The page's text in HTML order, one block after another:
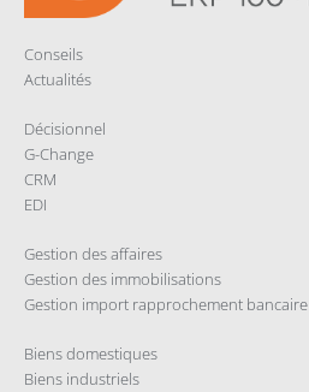
Conseils
Actualités
Décisionnel
G-Change
CRM
EDI
Gestion des affaires
Gestion des immobilisations
Gestion import rapprochement bancaire
Biens domestiques
Biens industriels